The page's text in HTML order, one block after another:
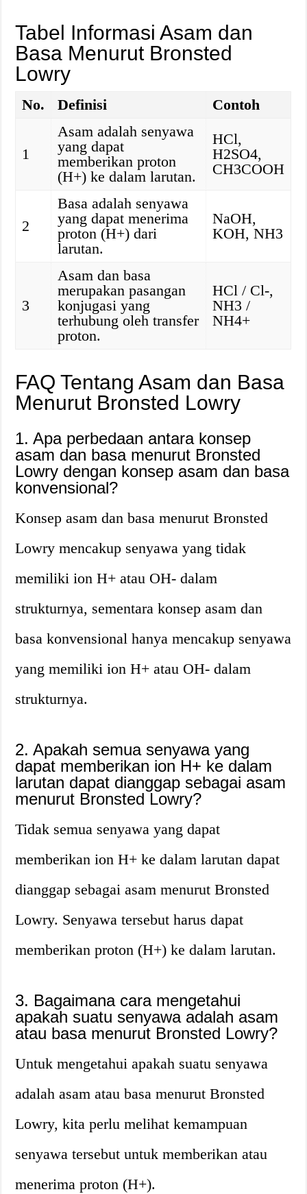
Tabel Informasi Asam dan
Basa Menurut Bronsted
Lowry
No. Definisi Contoh
1
Asam adalah senyawa
yang dapat
memberikan proton
(H+) ke dalam larutan.
HCl,
H2SO4,
CH3COOH
2
Basa adalah senyawa
yang dapat menerima
proton (H+) dari
larutan.
NaOH,
KOH, NH3
3
Asam dan basa
merupakan pasangan
konjugasi yang
terhubung oleh transfer
proton.
HCl / Cl-,
NH3 /
NH4+
FAQ Tentang Asam dan Basa
Menurut Bronsted Lowry
1. Apa perbedaan antara konsep
asam dan basa menurut Bronsted
Lowry dengan konsep asam dan basa
konvensional?
Konsep asam dan basa menurut Bronsted
Lowry mencakup senyawa yang tidak
memiliki ion H+ atau OH- dalam
strukturnya, sementara konsep asam dan
basa konvensional hanya mencakup senyawa
yang memiliki ion H+ atau OH- dalam
strukturnya.
2. Apakah semua senyawa yang
dapat memberikan ion H+ ke dalam
larutan dapat dianggap sebagai asam
menurut Bronsted Lowry?
Tidak semua senyawa yang dapat
memberikan ion H+ ke dalam larutan dapat
dianggap sebagai asam menurut Bronsted
Lowry. Senyawa tersebut harus dapat
memberikan proton (H+) ke dalam larutan.
3. Bagaimana cara mengetahui
apakah suatu senyawa adalah asam
atau basa menurut Bronsted Lowry?
Untuk mengetahui apakah suatu senyawa
adalah asam atau basa menurut Bronsted
Lowry, kita perlu melihat kemampuan
senyawa tersebut untuk memberikan atau
menerima proton (H+).